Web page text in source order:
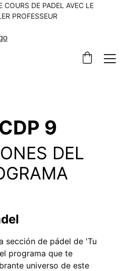
COURS DE PADEL AVEC LE
PROFESSEUR
9
DEL
sección de pádel de 'Tu
programa que te
universo de este